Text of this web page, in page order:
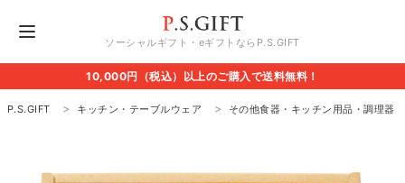
ソーシャルギフト・eギフトならP.S.GIFT
10,000円（税込）以上のご購入で送料無料！
P.S.GIFT キッチン・テーブルウェア その他食器・キッチン用品・調理器